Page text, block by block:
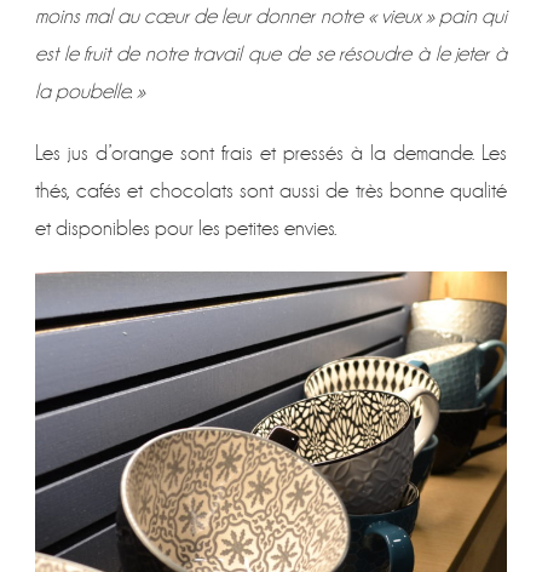
moins mal au cœur de leur donner notre « vieux » pain qui
est le fruit de notre travail que de se résoudre à le jeter à
la poubelle. »
Les jus d’orange sont frais et pressés à la demande. Les
thés, cafés et chocolats sont aussi de très bonne qualité
et disponibles pour les petites envies.